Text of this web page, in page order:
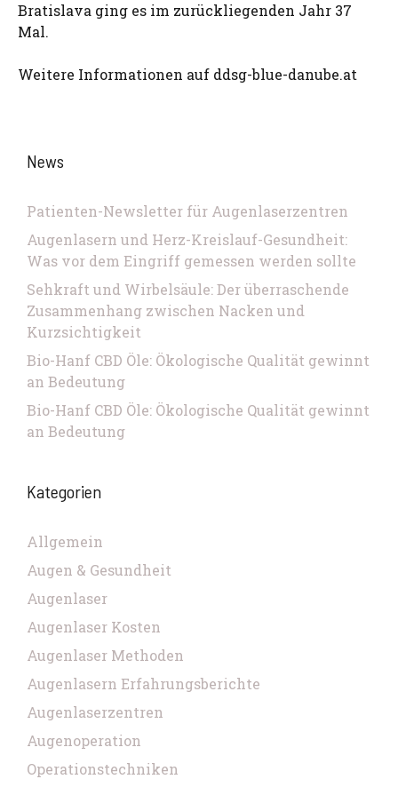
Bratislava ging es im zurückliegenden Jahr 37
Mal.
Weitere Informationen auf ddsg-blue-danube.at
News
Patienten-Newsletter für Augenlaserzentren
Augenlasern und Herz-Kreislauf-Gesundheit:
Was vor dem Eingriff gemessen werden sollte
Sehkraft und Wirbelsäule: Der überraschende
Zusammenhang zwischen Nacken und
Kurzsichtigkeit
Bio-Hanf CBD Öle: Ökologische Qualität gewinnt
an Bedeutung
Bio-Hanf CBD Öle: Ökologische Qualität gewinnt
an Bedeutung
Kategorien
Allgemein
Augen & Gesundheit
Augenlaser
Augenlaser Kosten
Augenlaser Methoden
Augenlasern Erfahrungsberichte
Augenlaserzentren
Augenoperation
Operationstechniken